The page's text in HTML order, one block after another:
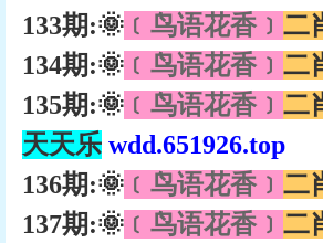
133期:🌞 ﹝鸟语花香﹞ 二
134期:🌞 ﹝鸟语花香﹞ 二
135期:🌞 ﹝鸟语花香﹞ 二
天天乐 wdd.651926.top
136期:🌞 ﹝鸟语花香﹞ 二
137期:🌞 ﹝鸟语花香﹞ 二